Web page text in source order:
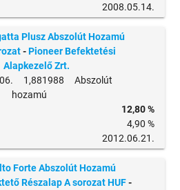
2008.05.14.
Plusz Abszolút Hozamú
-Pioneer Befektetési
Alapkezelő Zrt.
1,881988 Abszolút
hozamú
12,80 %
4,90 %
2012.06.21.
Forte Abszolút Hozamú
Részalap A sorozat HUF-